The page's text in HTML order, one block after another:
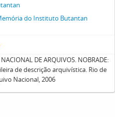
do Instituto Butantan
DE ARQUIVOS. NOBRADE:
de descrição arquivística. Rio de
Nacional, 2006